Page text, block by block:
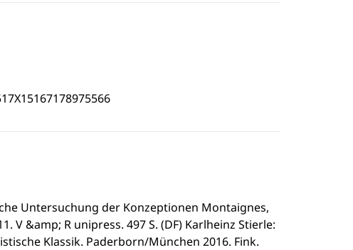
Untersuchung der Konzeptionen Montaignes,
V &amp; R unipress. 497 S. (DF) Karlheinz Stierle:
Klassik. Paderborn/München 2016. Fink.